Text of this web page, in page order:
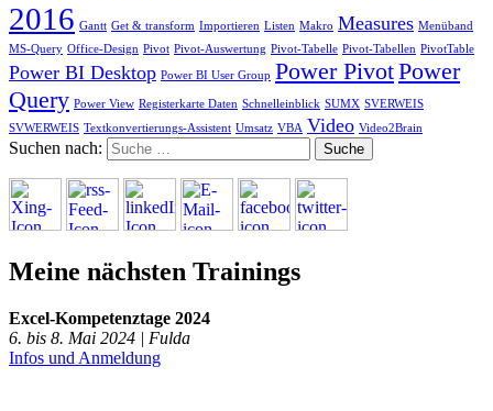
2016 Gantt Get & transform Importieren Listen Makro Measures Menüband
MS-Query Office-Design Pivot Pivot-Auswertung Pivot-Tabelle Pivot-Tabellen PivotTable
Power BI Desktop Power BI User Group Power PivotPower
Query Power View Registerkarte Daten Schnelleinblick SUMX SVERWEIS
SVWERWEIS Textkonvertierungs-Assistent Umsatz VBA Video Video2Brain
Suchen nach:
Meine nächsten Trainings
Excel-Kompetenztage 2024
6. bis 8. Mai 2024 | Fulda
Infos und Anmeldung